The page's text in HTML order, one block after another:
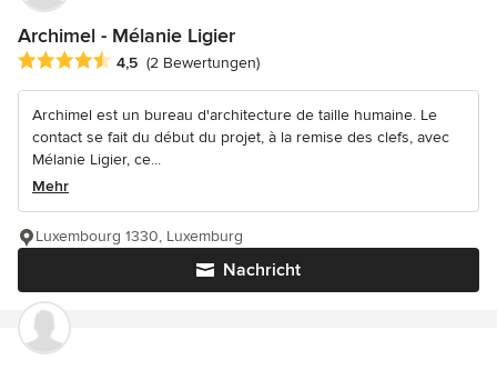
Archimel - Mélanie Ligier
Durchschnittliche Bewertung: 4.5 von 5 Sternen
4,5 (2 Bewertungen)
Archimel est un bureau d'architecture de taille humaine. Le
contact se fait du début du projet, à la remise des clefs, avec
Mélanie Ligier, ce...
Mehr
Nachricht
Luxembourg 1330, Luxemburg